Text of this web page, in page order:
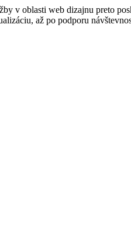
v oblasti web dizajnu preto
až po podporu